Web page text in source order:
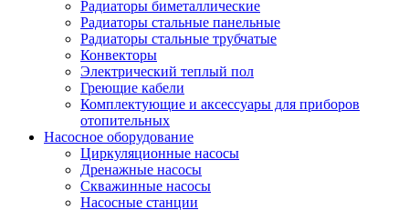
Радиаторы биметаллические
Радиаторы стальные панельные
Радиаторы стальные трубчатые
Конвекторы
Электрический теплый пол
Греющие кабели
Комплектующие и аксессуары для приборов
отопительных
Насосное оборудование
Циркуляционные насосы
Дренажные насосы
Скважинные насосы
Насосные станции